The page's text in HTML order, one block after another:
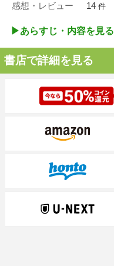
感想・レビュー 14 件
▶︎あらすじ・内容を見る
書店で詳細を見る